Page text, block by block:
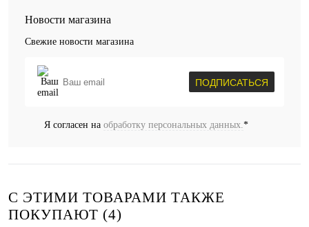
Новости магазина
Свежие новости магазина
ПОДПИСАТЬСЯ
Я согласен на обработку персональных данных. *
С ЭТИМИ ТОВАРАМИ ТАКЖЕ
ПОКУПАЮТ (4)